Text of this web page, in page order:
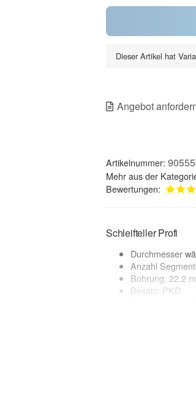
Dieser Artikel hat
Angebot
Artikelnummer:
Mehr aus der
Bewertungen:
Schleifteller Profi
Durchmesser
Anzahl
Bohrung: 22,2
Besatz: PKD
geeignete